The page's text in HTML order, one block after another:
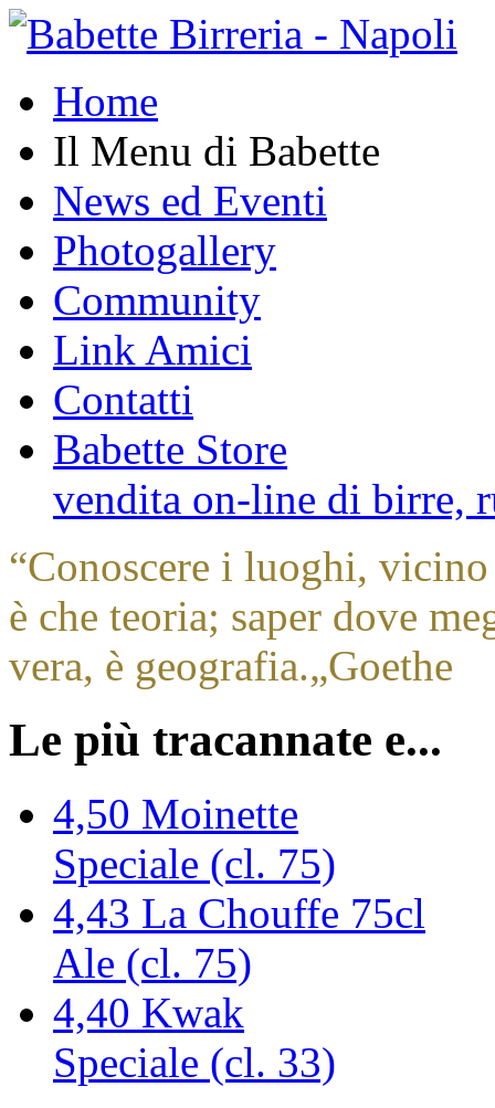
Home
Il Menu di Babette
News ed Eventi
Photogallery
Community
Link Amici
Contatti
Babette Store
vendita on-line di birre,
“Conoscere i luoghi,
è che teoria; saper dove
vera, è geografia.„Goethe
Le più tracannate e...
4,50 Moinette
Speciale (cl. 75)
4,43 La Chouffe 75cl
Ale (cl. 75)
4,40 Kwak
Speciale (cl. 33)